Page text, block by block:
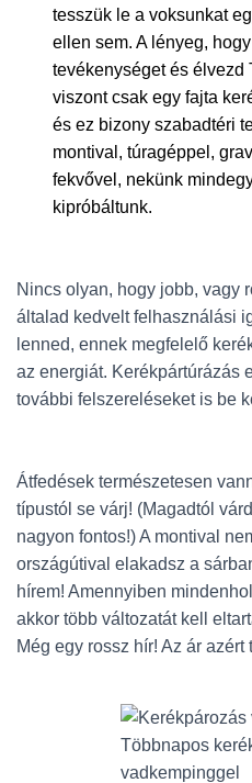
tesszük le a voksunkat
ellen sem. A lényeg,
tevékenységet és élvezd
viszont csak egy fajta
és ez bizony szabadtéri
montival, túragéppel,
fekvővel, nekünk
kipróbáltunk.
Nincs olyan, hogy jobb, vagy
általad kedvelt felhasználási
lenned, ennek megfelelő
az energiát. Kerékpártúrázás
további felszereléseket is be
Átfedések természetesen
típustól se várj! (Magadtól
nagyon fontos!) A montival
országútival elakadsz a
hírem! Amennyiben
akkor több változatát kell
Még egy rossz hír! Az ár
Többnapos
vadkempinggel